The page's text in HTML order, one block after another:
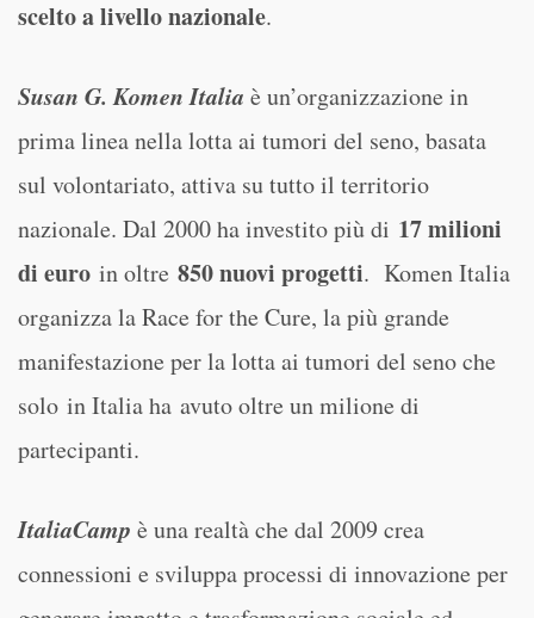
scelto a livello nazionale.
Susan G. Komen Italia è un’organizzazione in
prima linea nella lotta ai tumori del seno, basata
sul volontariato, attiva su tutto il territorio
nazionale. Dal 2000 ha investito più di 17 milioni
di euro in oltre 850 nuovi progetti. Komen Italia
organizza la Race for the Cure, la più grande
manifestazione per la lotta ai tumori del seno che
solo in Italia ha avuto oltre un milione di
partecipanti.
ItaliaCamp è una realtà che dal 2009 crea
connessioni e sviluppa processi di innovazione per